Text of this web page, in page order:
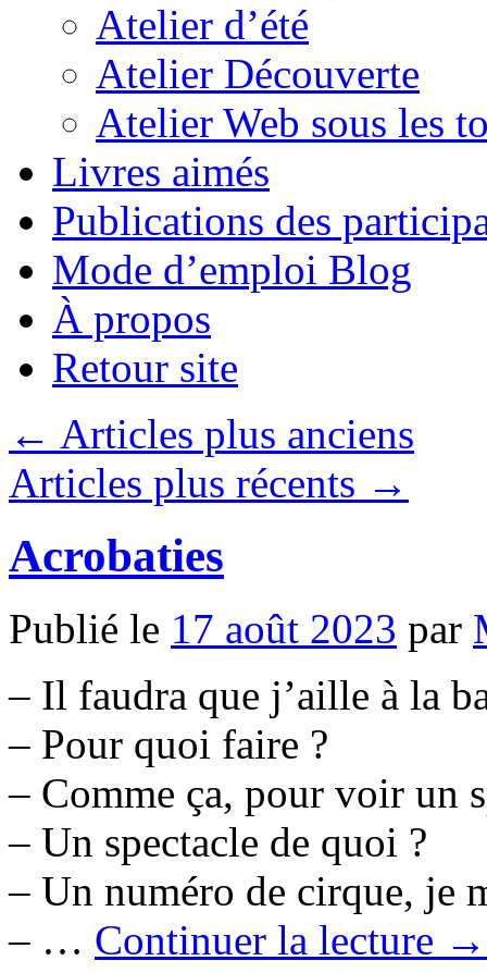
Atelier d’été
Atelier Découverte
Atelier Web sous les
Livres aimés
Publications des
Mode d’emploi Blog
À propos
Retour site
← Articles plus anciens
Articles plus récents →
Acrobaties
Publié le 17 août 2023 par
– Il faudra que j’aille à la
– Pour quoi faire ?
– Comme ça, pour voir un
– Un spectacle de quoi ?
– Un numéro de cirque, je
– … Continuer la lecture →